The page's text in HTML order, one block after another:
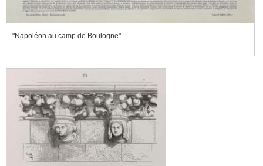
"Napoléon au camp de Boulogne"